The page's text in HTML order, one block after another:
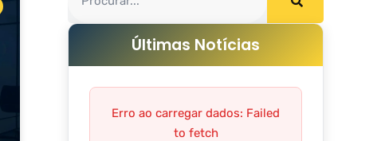
Últimas Notícias
Erro ao carregar dados: Failed
to fetch